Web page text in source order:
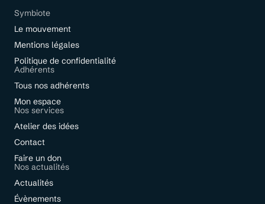
Symbiote
Le mouvement
Mentions légales
Politique de confidentialité
Adhérents
Tous nos adhérents
Mon espace
Nos services
Atelier des idées
Contact
Faire un don
Nos actualités
Actualités
Évènements